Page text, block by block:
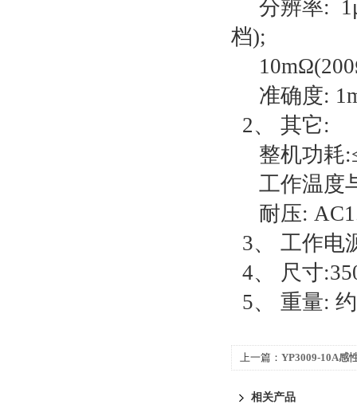
分辨率:
档);
准确度:
2、 其它:
整机功耗
工作温度
耐压:
3、 工作电
4、 尺寸
5、 重量:
上一篇： YP3009-10A感
相关产品